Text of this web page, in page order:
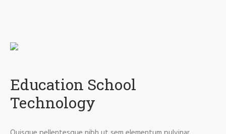
Education School
Technology